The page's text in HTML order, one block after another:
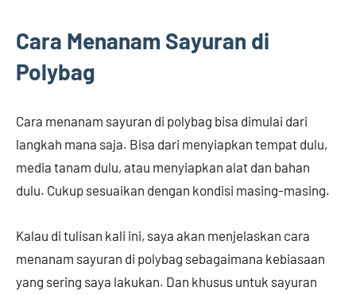
Cara Menanam Sayuran di
Polybag
Cara menanam sayuran di polybag bisa dimulai dari
langkah mana saja. Bisa dari menyiapkan tempat dulu,
media tanam dulu, atau menyiapkan alat dan bahan
dulu. Cukup sesuaikan dengan kondisi masing-masing.
Kalau di tulisan kali ini, saya akan menjelaskan cara
menanam sayuran di polybag sebagaimana kebiasaan
yang sering saya lakukan. Dan khusus untuk sayuran